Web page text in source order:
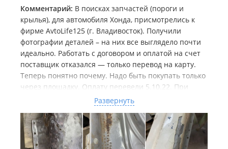
Комментарий: В поисках запчастей (пороги и
крылья), для автомобиля Хонда, присмотрелись к
фирме AvtoLife125 (г. Владивосток). Получили
фотографии деталей – на них все выглядело почти
идеально. Работать с договором и оплатой на счет
поставщик отказался — только перевод на карту.
Теперь понятно почему. Надо быть покупать только
через площадку. Оплату перевели 5.10.22. При
получении детали же с удивлением обнаружили,
что она вообще непригодна для использования –
гнутая и дырки почти по всей поверхности.
Урегулировать вопрос не получилось – сначала нас
просто игнорировали, а потом просто отказали. Не
Развернуть